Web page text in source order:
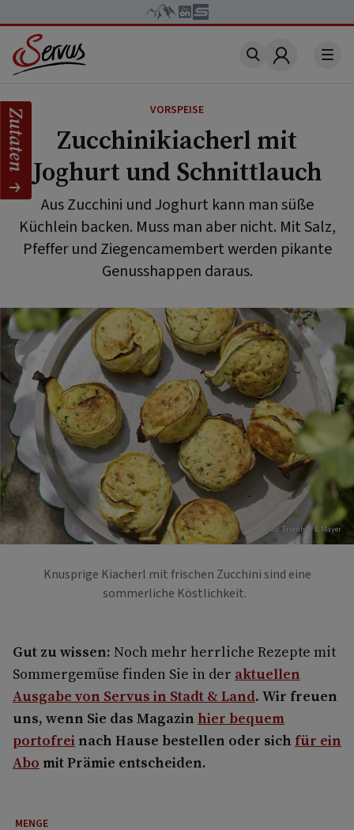
Account
VORSPEISE
Zucchinikiacherl mit
Joghurt und Schnittlauch
Aus Zucchini und Joghurt kann man süße
Küchlein backen. Muss man aber nicht. Mit Salz,
Pfeffer und Ziegencamembert werden pikante
Genusshappen daraus.
Foto: Eisenhut & Mayer
Knusprige Kiacherl mit frischen Zucchini sind eine
sommerliche Köstlichkeit.
Gut zu wissen: Noch mehr herrliche Rezepte mit
Sommergemüse finden Sie in der aktuellen
Ausgabe von Servus in Stadt & Land. Wir freuen
uns, wenn Sie das Magazin hier bequem
portofrei nach Hause bestellen oder sich für ein
Abo mit Prämie entscheiden.
Zutaten